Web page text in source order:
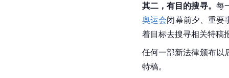
其二，有目的搜寻。 每
奥运会闭幕前夕、重要
着目标去搜寻相关特稿
任何一部新法律颁布以
特稿。